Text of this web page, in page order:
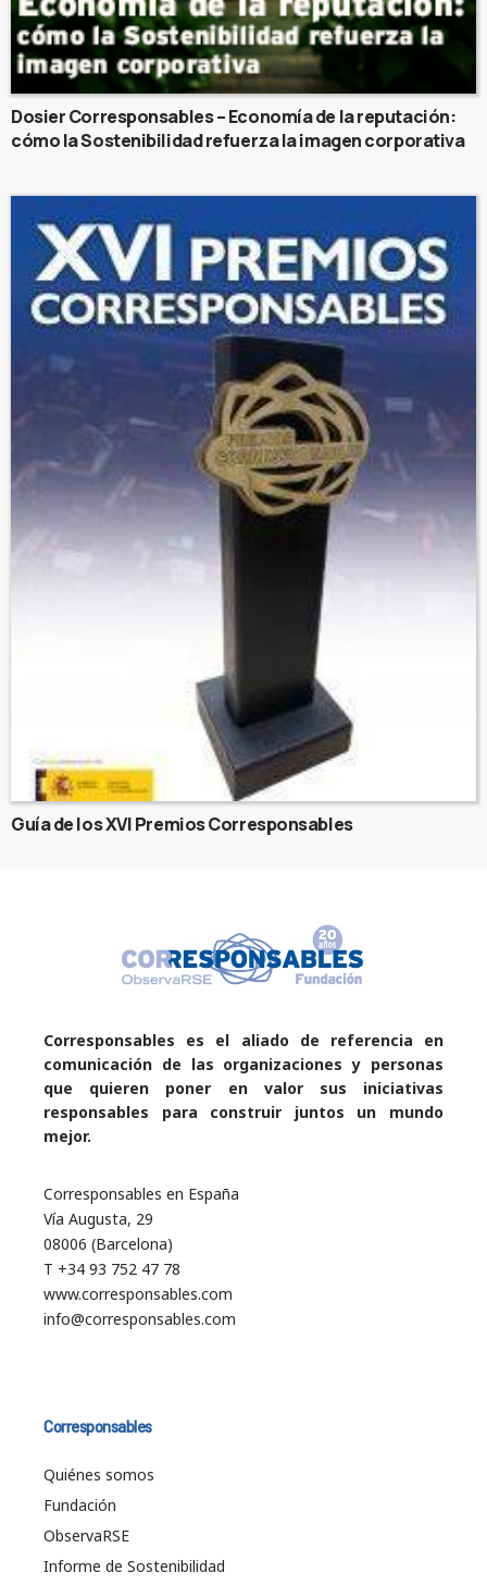
Dosier Corresponsables – Economía de la reputación:
cómo la Sostenibilidad refuerza la imagen corporativa
Guía de los XVI Premios Corresponsables
Corresponsables es el aliado de referencia en
comunicación de las organizaciones y personas
que quieren poner en valor sus iniciativas
responsables para construir juntos un mundo
mejor.
Corresponsables en España
Vía Augusta, 29
08006 (Barcelona)
T +34 93 752 47 78
www.corresponsables.com
info@corresponsables.com
Corresponsables
Quiénes somos
Fundación
ObservaRSE
Informe de Sostenibilidad